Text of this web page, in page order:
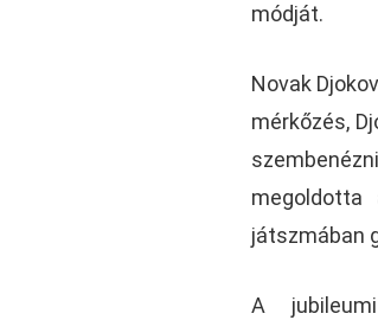
módját.
Novak
mérkőzés,
játszmában
A